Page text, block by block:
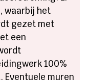
waarbij het
gezet met
een
100%
Eventuele muren